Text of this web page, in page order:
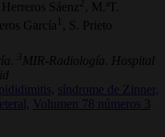
Herreros Sáenz
, M.ªT.
García 1
, S. Prieto
3 MIR-Radiología. Hospital
síndrome de Zinner,
Volumen 78 números 3